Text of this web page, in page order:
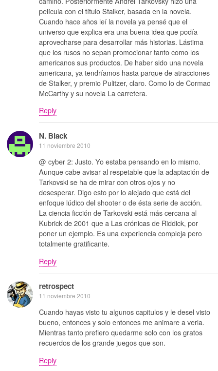
película con el título Stalker, basada en la novela.
Cuando hace años leí la novela ya pensé que el
universo que explica era una buena idea que podía
aprovecharse para desarrollar más historias. Lástima
que los rusos no sepan promocionar tanto como los
americanos sus productos. De haber sido una novela
americana, ya tendríamos hasta parque de atracciones
de Stalker, y premio Pulitzer, claro. Como lo de Cormac
McCarthy y su novela La carretera.
Reply
N. Black
11 noviembre 2010
@ cyber 2: Justo. Yo estaba pensando en lo mismo.
Aunque cabe avisar al respetable que la adaptación de
Tarkovski se ha de mirar con otros ojos y no
desesperar. Digo esto por lo alejado que está del
enfoque lúdico del shooter o de ésta serie de acción.
La ciencia ficción de Tarkovski está más cercana al
Kubrick de 2001 que a Las crónicas de Riddick, por
poner un ejemplo. Es una experiencia compleja pero
totalmente gratificante.
Reply
retrospect
11 noviembre 2010
Cuando hayas visto tu algunos capitulos y le desel visto
bueno, entonces y solo entonces me animare a verla.
Mientras tanto prefiero quedarme solo con los gratos
recuerdos de los grande juegos que son.
Reply